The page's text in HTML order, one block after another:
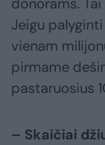
Jeigu
vienam
pirmame
pastaruosius
– Skaičiai